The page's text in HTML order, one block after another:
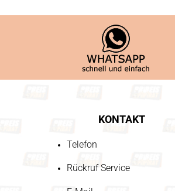
KONTAKT
Telefon
Rückruf Service